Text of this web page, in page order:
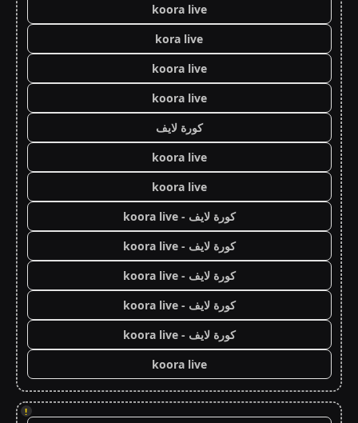
koora live
kora live
koora live
koora live
كورة لايف
koora live
koora live
كورة لايف - koora live
كورة لايف - koora live
كورة لايف - koora live
كورة لايف - koora live
كورة لايف - koora live
koora live
!